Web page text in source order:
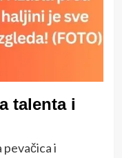
talenta i
i